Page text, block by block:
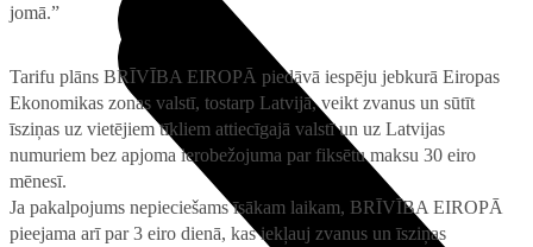
jomā.”
Tarifu plāns BRĪVĪBA EIROPĀ piedāvā iespēju jebkurā Eiropas
Ekonomikas zonas valstī, tostarp Latvijā, veikt zvanus un sūtīt
īsziņas uz vietējiem tīkliem attiecīgajā valstī un uz Latvijas
numuriem bez apjoma ierobežojuma par fiksētu maksu 30 eiro
mēnesī.
Ja pakalpojums nepieciešams īsākam laikam, BRĪVĪBA EIROPĀ
pieejama arī par 3 eiro dienā, kas iekļauj zvanus un īsziņas